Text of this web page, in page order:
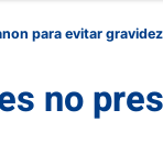
para evitar gravidez
no